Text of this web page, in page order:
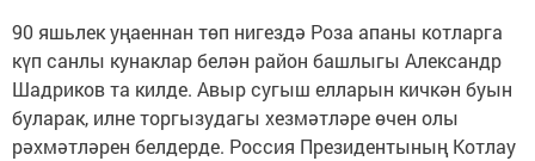
90 яшьлек уңаеннан төп нигездә Роза апаны котларга
күп санлы кунаклар белән район башлыгы Александр
Шадриков та килде. Авыр сугыш елларын кичкән буын
буларак, илне торгызудагы хезмәтләре өчен олы
рәхмәтләрен белдерде. Россия Президентының Котлау